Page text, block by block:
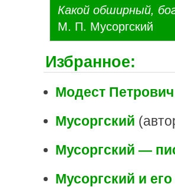
Какой обширный,
М. П. Мусоргский
Избранное:
Модест
Мусоргский
Мусоргский —
Мусоргский и